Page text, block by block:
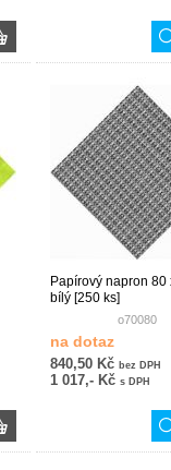
Papírový napron 80
bílý [250 ks]
o70080
na dotaz
840,50 Kč bez DPH
1 017,- Kč s DPH